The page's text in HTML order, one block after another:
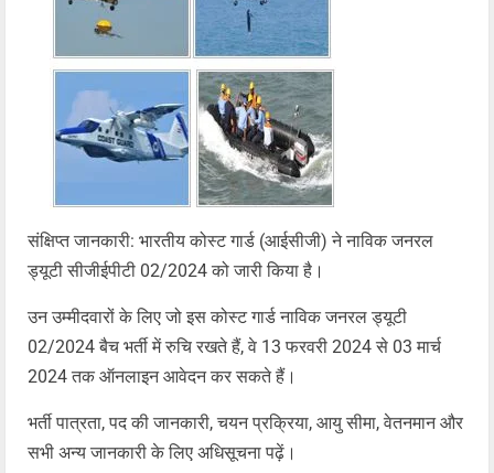
संक्षिप्त जानकारी: भारतीय कोस्ट गार्ड (आईसीजी) ने नाविक जनरल
ड्यूटी सीजीईपीटी 02/2024 को जारी किया है।
उन उम्मीदवारों के लिए जो इस कोस्ट गार्ड नाविक जनरल ड्यूटी
02/2024 बैच भर्ती में रुचि रखते हैं, वे 13 फरवरी 2024 से 03 मार्च
2024 तक ऑनलाइन आवेदन कर सकते हैं।
भर्ती पात्रता, पद की जानकारी, चयन प्रक्रिया, आयु सीमा, वेतनमान और
सभी अन्य जानकारी के लिए अधिसूचना पढ़ें।